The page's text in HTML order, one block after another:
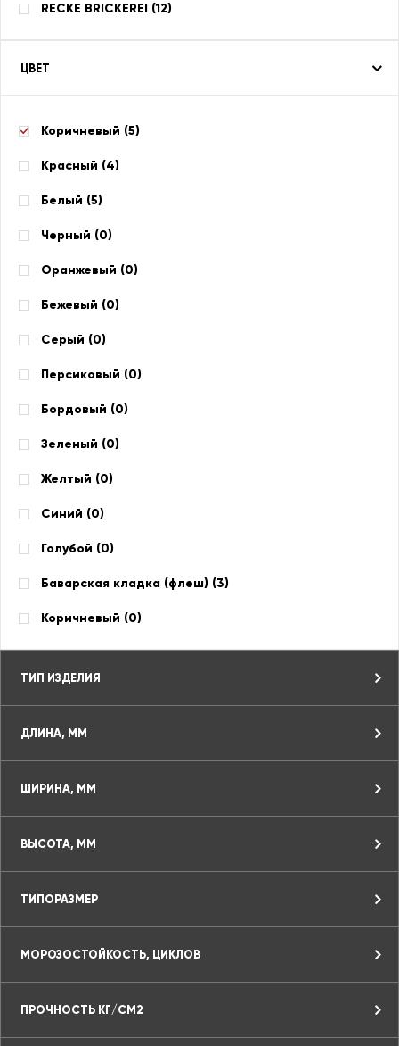
RECKE BRICKEREI (12)
ЦВЕТ
Коричневый (5)
Красный (4)
Белый (5)
Черный (0)
Оранжевый (0)
Бежевый (0)
Серый (0)
Персиковый (0)
Бордовый (0)
Зеленый (0)
Желтый (0)
Синий (0)
Голубой (0)
Баварская кладка (флеш) (3)
Коричневый (0)
ТИП ИЗДЕЛИЯ
ДЛИНА, ММ
ШИРИНА, ММ
ВЫСОТА, ММ
ТИПОРАЗМЕР
МОРОЗОСТОЙКОСТЬ, ЦИКЛОВ
ПРОЧНОСТЬ КГ/СМ2